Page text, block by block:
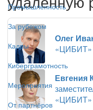
Промышленность
За рубежом
Кадры
Киберграмотность
Мероприятия
От партнёров
Олег
«ЦИБИТ»
Евгения
«ЦИБИТ»